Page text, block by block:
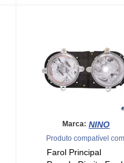
Farol Principal
Pesado Direito Ford
Cargo 1317 2000 a
2006 Cromado Nino
R$ 256,31
ou2xdeR$
128,15